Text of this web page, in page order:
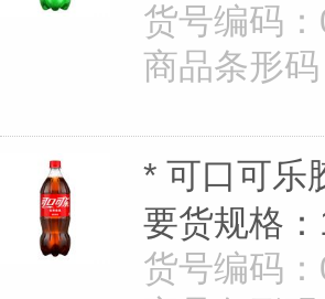
货号编码
商品条形
* 可口可乐
要货规格
货号编码